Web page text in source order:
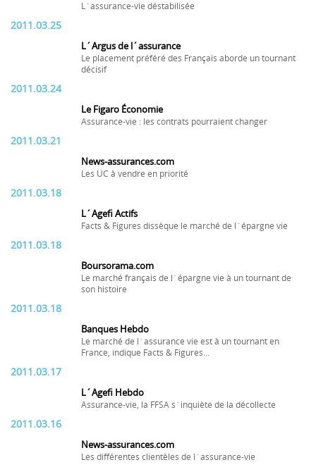
L´assurance-vie déstabilisée
2011.03.25
L´Argus de l´assurance
Le placement préféré des Français aborde un tournant
décisif
2011.03.24
Le Figaro Économie
Assurance-vie : les contrats pourraient changer
2011.03.21
News-assurances.com
Les UC à vendre en priorité
2011.03.18
L´Agefi Actifs
Facts & Figures dissèque le marché de l´épargne vie
2011.03.18
Boursorama.com
Le marché français de l´épargne vie à un tournant de
son histoire
2011.03.18
Banques Hebdo
Le marché de l´assurance vie est à un tournant en
France, indique Facts & Figures...
2011.03.17
L´Agefi Hebdo
Assurance-vie, la FFSA s´inquiète de la décollecte
2011.03.16
News-assurances.com
Les différentes clientèles de l´assurance-vie